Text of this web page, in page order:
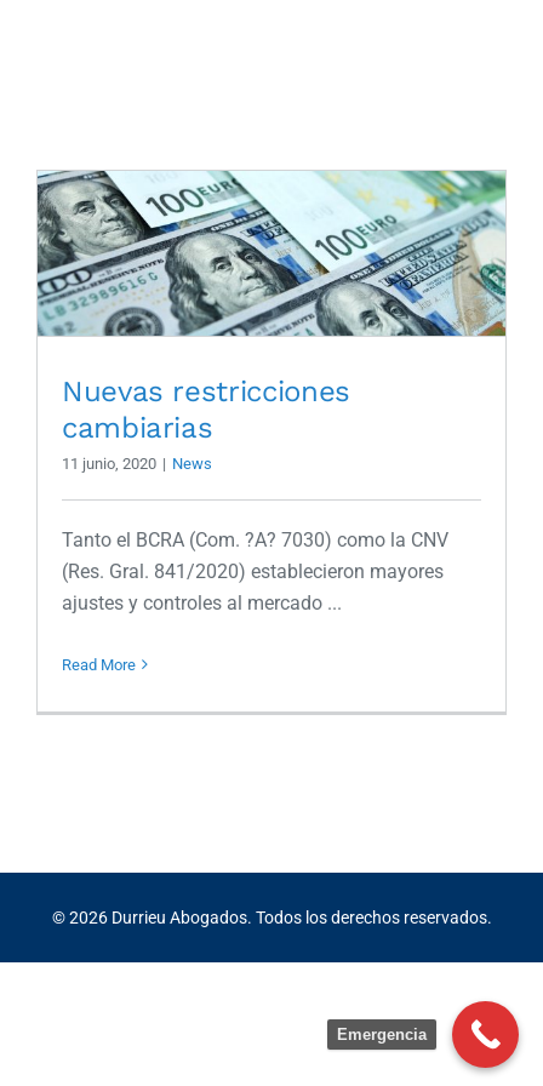
Nuevas restricciones
cambiarias
11 junio, 2020 | News
Tanto el BCRA (Com. ?A? 7030) como la CNV
(Res. Gral. 841/2020) establecieron mayores
ajustes y controles al mercado ...
Read More
©2026Durrieu Abogados. Todos los derechos reservados.
Emergencia